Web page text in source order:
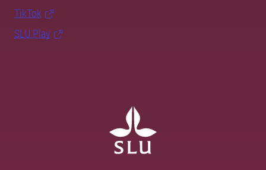
TikTok
SLU Play